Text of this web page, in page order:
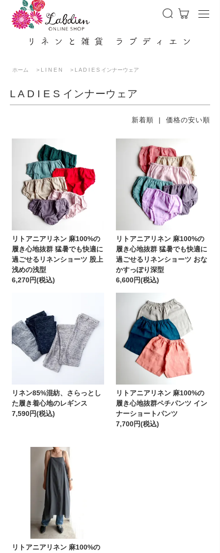
ホーム > L I N E N > L A D I E S インナーウェア
L A D I E S インナーウェア
新着順 | 価格の安い順
リトアニアリネン 麻100%の
履き心地抜群 猛暑でも快適に
過ごせるリネンショーツ 股上
浅めの浅型
6,270円(税込)
リトアニアリネン 麻100%の
履き心地抜群 猛暑でも快適に
過ごせるリネンショーツ おな
かすっぽり深型
6,600円(税込)
リネン85%混紡、さらっとし
た履き着心地のレギンス
7,590円(税込)
リトアニアリネン 麻100%の
履き心地抜群ペチパンツ イン
ナーショートパンツ
7,700円(税込)
リトアニアリネン 麻100%の